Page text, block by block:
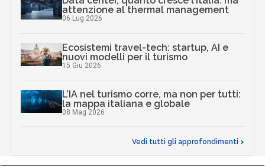
attenzione al thermal management
06 Lug 2026
Ecosistemi travel-tech: startup, AI e
nuovi modelli per il turismo
15 Giu 2026
L’IA nel turismo corre, ma non per tutti:
la mappa italiana e globale
08 Mag 2026
Vedi tutti gli approfondimenti >